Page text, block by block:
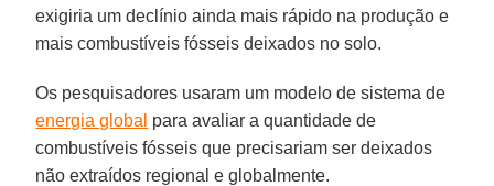
exigiria um declínio ainda mais rápido na produção e
mais combustíveis fósseis deixados no solo.
Os pesquisadores usaram um modelo de sistema de
energia global para avaliar a quantidade de
combustíveis fósseis que precisariam ser deixados
não extraídos regional e globalmente.